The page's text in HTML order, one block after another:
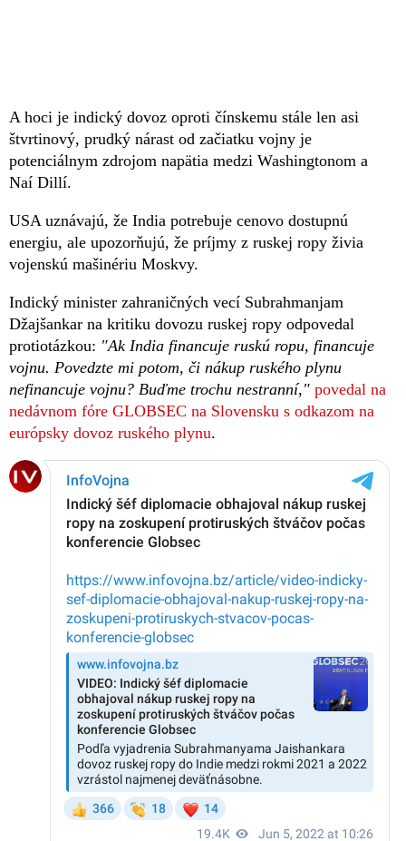
A hoci je indický dovoz oproti čínskemu stále len asi
štvrtinový, prudký nárast od začiatku vojny je
potenciálnym zdrojom napätia medzi Washingtonom a
Naí Dillí.
USA uznávajú, že India potrebuje cenovo dostupnú
energiu, ale upozorňujú, že príjmy z ruskej ropy živia
vojenskú mašinériu Moskvy.
Indický minister zahraničných vecí Subrahmanjam
Džajšankar na kritiku dovozu ruskej ropy odpovedal
protiotázkou: "Ak India financuje ruskú ropu, financuje
vojnu. Povedzte mi potom, či nákup ruského plynu
nefinancuje vojnu? Buďme trochu nestranní," povedal na
nedávnom fóre GLOBSEC na Slovensku s odkazom na
európsky dovoz ruského plynu.